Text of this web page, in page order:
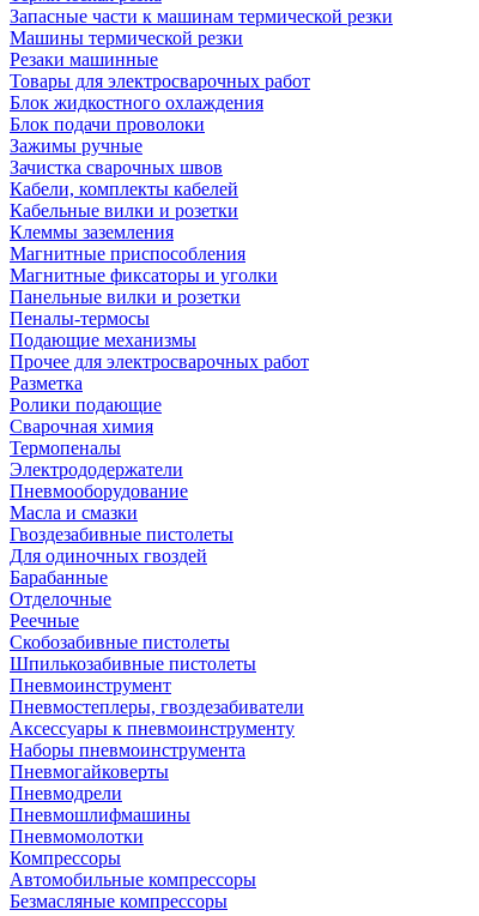
Запасные части к машинам термической резки
Машины термической резки
Резаки машинные
Товары для электросварочных работ
Блок жидкостного охлаждения
Блок подачи проволоки
Зажимы ручные
Зачистка сварочных швов
Кабели, комплекты кабелей
Кабельные вилки и розетки
Клеммы заземления
Магнитные приспособления
Магнитные фиксаторы и уголки
Панельные вилки и розетки
Пеналы-термосы
Подающие механизмы
Прочее для электросварочных работ
Разметка
Ролики подающие
Сварочная химия
Термопеналы
Электрододержатели
Пневмооборудование
Масла и смазки
Гвоздезабивные пистолеты
Для одиночных гвоздей
Барабанные
Отделочные
Реечные
Скобозабивные пистолеты
Шпилькозабивные пистолеты
Пневмоинструмент
Пневмостеплеры, гвоздезабиватели
Аксессуары к пневмоинструменту
Наборы пневмоинструмента
Пневмогайковерты
Пневмодрели
Пневмошлифмашины
Пневмомолотки
Компрессоры
Автомобильные компрессоры
Безмасляные компрессоры